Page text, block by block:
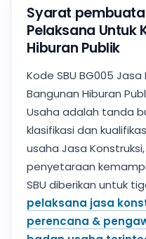
Syarat
Pelaksana Untuk
Hiburan Publik
Kode SBU BG005
Bangunan Hiburan
Usaha adalah tanda
klasifikasi dan
usaha Jasa
penyetaraan
SBU diberikan untuk
pelaksana jasa
perencana &